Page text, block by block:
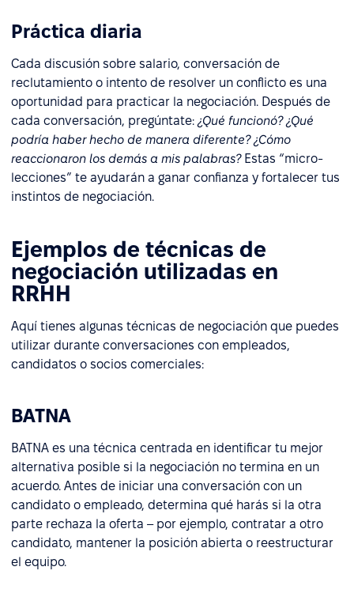
Práctica diaria
Cada discusión sobre salario, conversación de
reclutamiento o intento de resolver un conflicto es una
oportunidad para practicar la negociación. Después de
cada conversación, pregúntate: ¿Qué funcionó? ¿Qué
podría haber hecho de manera diferente? ¿Cómo
reaccionaron los demás a mis palabras?Estas “micro-
lecciones” te ayudarán a ganar confianza y fortalecer tus
instintos de negociación.
Ejemplos de técnicas de
negociación utilizadas en
RRHH
Aquí tienes algunas técnicas de negociación que puedes
utilizar durante conversaciones con empleados,
candidatos o socios comerciales:
BATNA
BATNA es una técnica centrada en identificar tu mejor
alternativa posible si la negociación no termina en un
acuerdo. Antes de iniciar una conversación con un
candidato o empleado, determina qué harás si la otra
parte rechaza la oferta – por ejemplo, contratar a otro
candidato, mantener la posición abierta o reestructurar
el equipo.